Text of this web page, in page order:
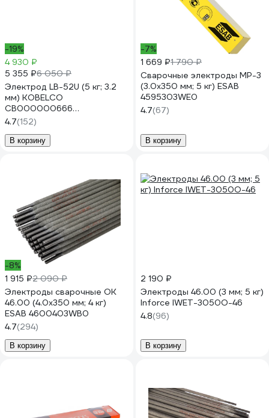
-19%
4 930 ₽
5 355 ₽6 050 ₽
Электрод LB-52U (5 кг; 3.2
мм) KOBELCO
СВ000000666
СВО00000666
4.7(152)
В корзину
-7%
1 669 ₽1 790 ₽
Сварочные электроды МР-3
(3.0x350 мм; 5 кг) ESAB
4595303WE0
4.7(67)
В корзину
-8%
1 915 ₽2 090 ₽
Электроды сварочные OK
46.00 (4.0х350 мм; 4 кг)
ESAB 4600403WB0
4.7(294)
В корзину
2 190 ₽
Электроды 46.00 (3 мм; 5 кг)
Inforce IWET-3050O-46
4.8(96)
В корзину